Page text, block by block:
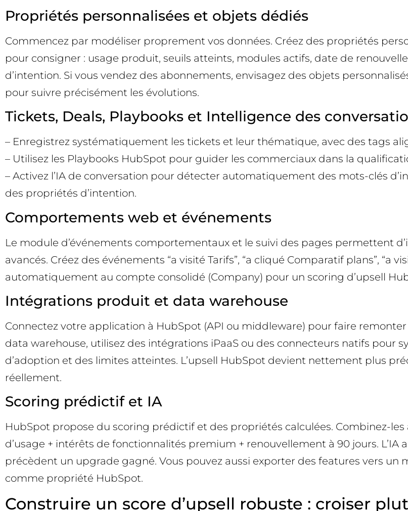
Propriétés personnalisées et objets dédiés
Commencez par modéliser proprement vos données. Créez des propriétés
pour consigner : usage produit, seuils atteints, modules actifs, date de
d’intention. Si vous vendez des abonnements, envisagez des objets
pour suivre précisément les évolutions.
Tickets, Deals, Playbooks et Intelligence des
– Enregistrez systématiquement les tickets et leur thématique, avec des tags
– Utilisez les Playbooks HubSpot pour guider les commerciaux dans la
– Activez l’IA de conversation pour détecter automatiquement des mots-clés
des propriétés d’intention.
Comportements web et événements
Le module d’événements comportementaux et le suivi des pages permettent
avancés. Créez des événements “a visité Tarifs”, “a cliqué Comparatif plans”, “a
automatiquement au compte consolidé (Company) pour un scoring d’upsell
Intégrations produit et data warehouse
Connectez votre application à HubSpot (API ou middleware) pour faire remonter
data warehouse, utilisez des intégrations iPaaS ou des connecteurs natifs pour
d’adoption et des limites atteintes. L’upsell HubSpot devient nettement plus
réellement.
Scoring prédictif et IA
HubSpot propose du scoring prédictif et des propriétés calculées. Combinez-
d’usage + intérêts de fonctionnalités premium + renouvellement à 90 jours.
précèdent un upgrade gagné. Vous pouvez aussi exporter des features vers un
comme propriété HubSpot.
Construire un score d’upsell robuste : croiser